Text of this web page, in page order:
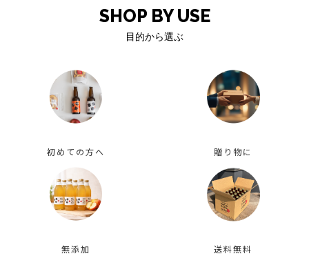
SHOP BY USE
目的から選ぶ
初めての方へ 贈り物に
無添加 送料無料